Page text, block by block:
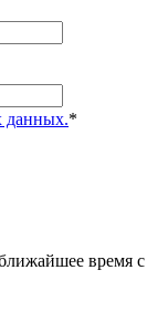
данных.*
время с